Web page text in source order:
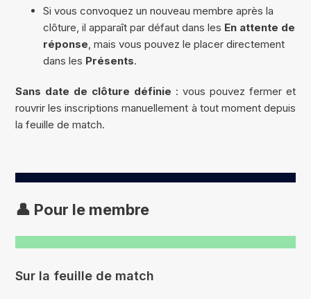
Si vous convoquez un nouveau membre après la
clôture, il apparaît par défaut dans les En attente de
réponse, mais vous pouvez le placer directement
dans les Présents.
Sans date de clôture définie : vous pouvez fermer et
rouvrir les inscriptions manuellement à tout moment depuis
la feuille de match.
👤 Pour le membre
Sur la feuille de match